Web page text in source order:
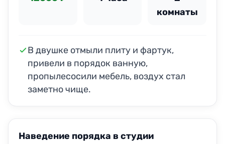
комнаты
В двушке отмыли плиту и фартук,
привели в порядок ванную,
пропылесосили мебель, воздух стал
заметно чище.
Наведение порядка в студии